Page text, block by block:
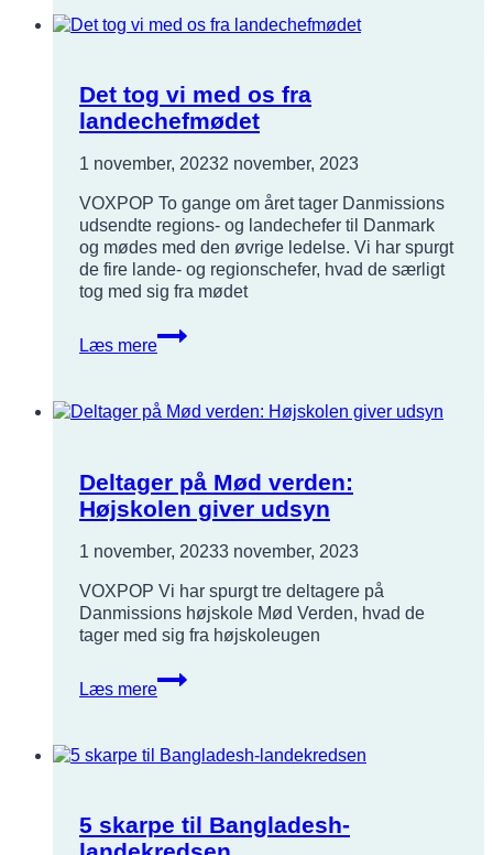
Det tog vi med os fra
landechefmødet
1 november, 20232 november, 2023
VOXPOP To gange om året tager Danmissions
udsendte regions- og landechefer til Danmark
og mødes med den øvrige ledelse. Vi har spurgt
de fire lande- og regionschefer, hvad de særligt
tog med sig fra mødet
Læs mere
Det
tog
os
Deltager på Mød verden:
Højskolen giver udsyn
1 november, 20233 november, 2023
VOXPOP Vi har spurgt tre deltagere på
Danmissions højskole Mød Verden, hvad de
tager med sig fra højskoleugen
Læs mere
Deltager
på
Højskolen
5 skarpe til Bangladesh-